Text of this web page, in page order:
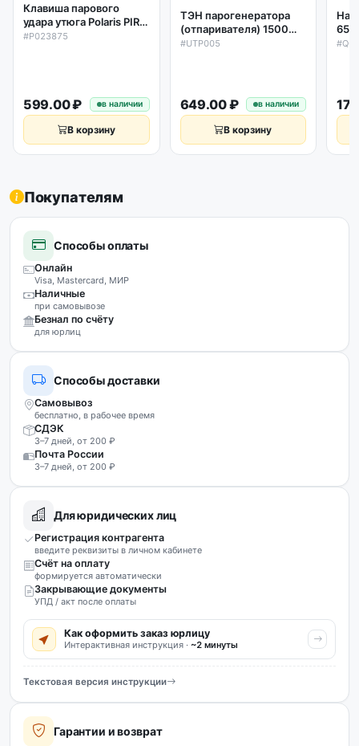
Клавиша парового
удара утюга Polaris PIR
3033 SG AK, оригинал
#P023875
599.00 ₽ в наличии
В корзину
ТЭН парогенератора
(отпаривателя) 1500W
2 контакта 76*76мм
#UTP005
649.00 ₽ в наличии
В корзину
2/
Покупателям
Способы оплаты
Онлайн
Visa, Mastercard, МИР
Наличные
при самовывозе
Безнал по счёту
для юрлиц
Способы доставки
Самовывоз
бесплатно, в рабочее время
СДЭК
3–7 дней, от 200 ₽
Почта России
3–7 дней, от 200 ₽
Для юридических лиц
Регистрация контрагента
введите реквизиты в личном кабинете
Счёт на оплату
формируется автоматически
Закрывающие документы
УПД / акт после оплаты
Как оформить заказ юрлицу
Интерактивная инструкция · ~2 минуты
Текстовая версия инструкции
Гарантии и возврат